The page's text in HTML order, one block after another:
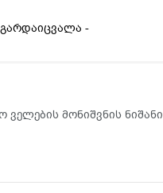
-
მონიშვნის ნიშანი